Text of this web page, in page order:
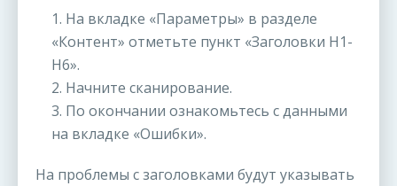
1. На вкладке «Параметры» в разделе
«Контент» отметьте пункт «Заголовки H1-
H6».
2. Начните сканирование.
3. По окончании ознакомьтесь с данными
на вкладке «Ошибки».
На проблемы с заголовками будут указывать